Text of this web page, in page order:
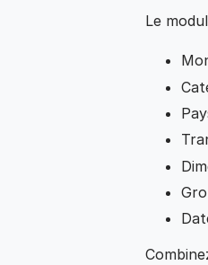
Le